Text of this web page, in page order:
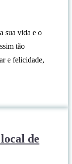
sua vida e o
tão
e felicidade,
de